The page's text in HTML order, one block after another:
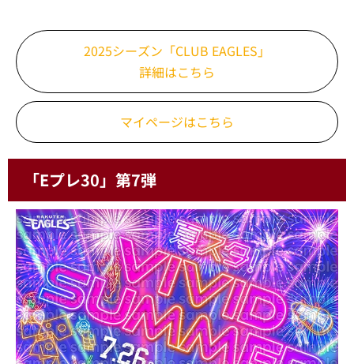
2025シーズン「CLUB EAGLES」
詳細はこちら
マイページはこちら
「Eプレ30」第7弾